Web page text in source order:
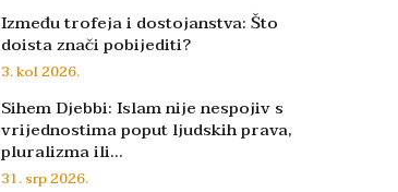
Između trofeja i dostojanstva: Što
doista znači pobijediti?
3. kol 2026.
Sihem Djebbi: Islam nije nespojiv s
vrijednostima poput ljudskih prava,
pluralizma ili…
31. srp 2026.